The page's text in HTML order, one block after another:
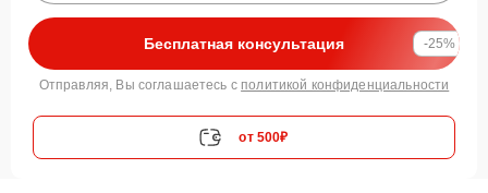
Бесплатная консультация -25%
Отправляя, Вы соглашаетесь с политикой конфиденциальности
от 500₽